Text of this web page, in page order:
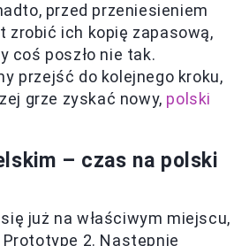
przed przeniesieniem
zrobić ich kopię zapasową,
coś poszło nie tak.
przejść do kolejnego kroku,
grze zyskać nowy, polski
– czas na polski
już na właściwym miejscu,
2. Następnie